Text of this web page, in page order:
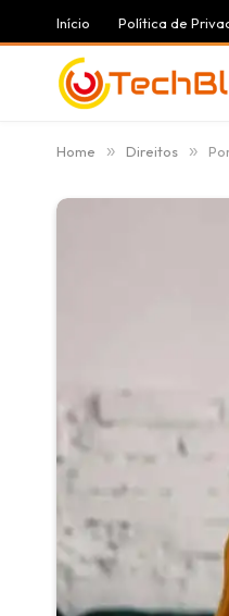
Início Política de
Home » Direitos »